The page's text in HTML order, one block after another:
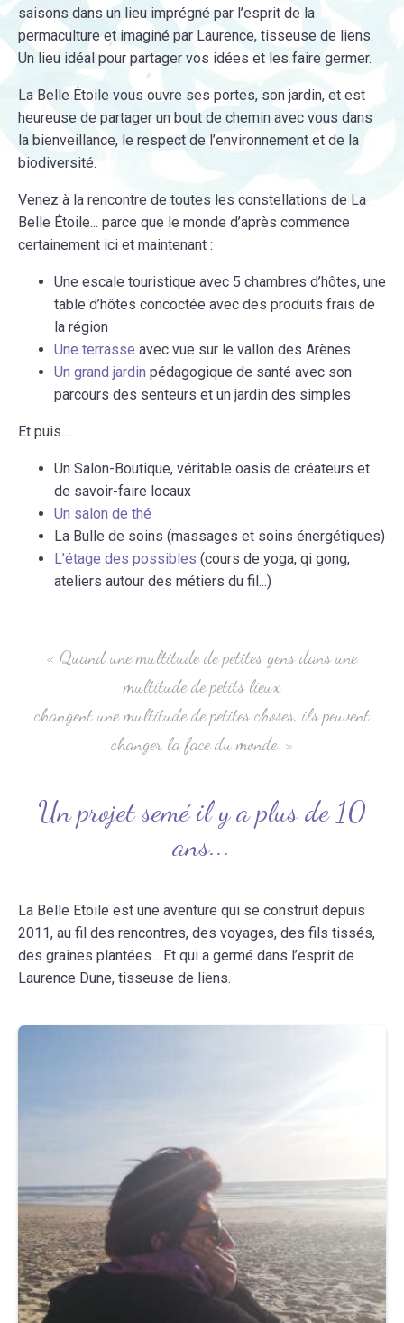
saisons dans un lieu imprégné par l’esprit de la
permaculture et imaginé par Laurence, tisseuse de liens.
Un lieu idéal pour partager vos idées et les faire germer.
La Belle Étoile vous ouvre ses portes, son jardin, et est
heureuse de partager un bout de chemin avec vous dans
la bienveillance, le respect de l’environnement et de la
biodiversité.
Venez à la rencontre de toutes les constellations de La
Belle Étoile... parce que le monde d’après commence
certainement ici et maintenant :
Une escale touristique avec 5 chambres d’hôtes, une
table d’hôtes concoctée avec des produits frais de
la région
Une terrasse avec vue sur le vallon des Arènes
Un grand jardin pédagogique de santé avec son
parcours des senteurs et un jardin des simples
Et puis....
Un Salon-Boutique, véritable oasis de créateurs et
de savoir-faire locaux
Un salon de thé
La Bulle de soins (massages et soins énergétiques)
L’étage des possibles (cours de yoga, qi gong,
ateliers autour des métiers du fil...)
« Quand une multitude de petites gens dans une
multitude de petits lieux
changent une multitude de petites choses, ils peuvent
changer la face du monde. »
Un projet semé il y a plus de 10
ans...
La Belle Etoile est une aventure qui se construit depuis
2011, au fil des rencontres, des voyages, des fils tissés,
des graines plantées... Et qui a germé dans l’esprit de
Laurence Dune, tisseuse de liens.